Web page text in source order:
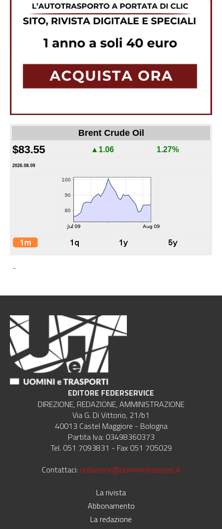
Brent Crude Oil
$83.55 ▲1.06 1.27%
2026.08.09
-
EDITORE FEDERSERVICE
DIREZIONE, REDAZIONE, AMMINISTRAZIONE
Via G. Di Vittorio, 21/b1
40013 Castel Maggiore - Bologna
Partita Iva: 03498360373
Tel. 051 7093831 - Fax 051 705029
Contattaci: redazione@uominietrasporti.it
La rivista
Abbonamento
La redazione